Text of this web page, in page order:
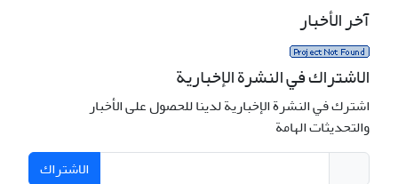
آخر الأخبار
الاشتراك في النشرة الإخبارية
اشترك في النشرة الإخبارية لدينا للحصول على الأخبار
والتحديثات الهامة
الاشتراك